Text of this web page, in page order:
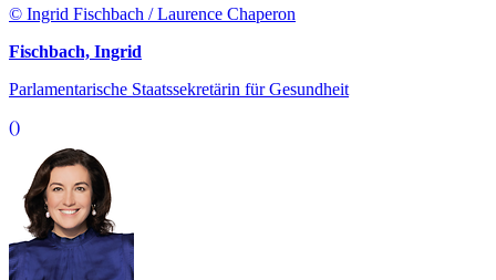
© Ingrid Fischbach / Laurence Chaperon
Fischbach, Ingrid
Parlamentarische Staatssekretärin für Gesundheit
()